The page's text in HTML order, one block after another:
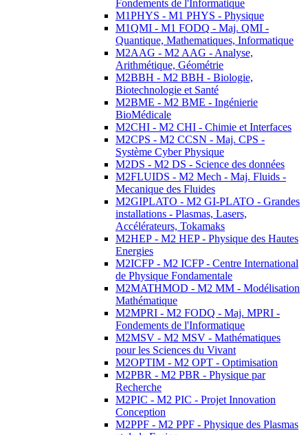
Fondements de l'Informatique
M1PHYS - M1 PHYS - Physique
M1QMI - M1 FODQ - Maj. QMI -
Quantique, Mathematiques, Informatique
M2AAG - M2 AAG - Analyse,
Arithmétique, Géométrie
M2BBH - M2 BBH - Biologie,
Biotechnologie et Santé
M2BME - M2 BME - Ingénierie
BioMédicale
M2CHI - M2 CHI - Chimie et Interfaces
M2CPS - M2 CCSN - Maj. CPS -
Système Cyber Physique
M2DS - M2 DS - Science des données
M2FLUIDS - M2 Mech - Maj. Fluids -
Mecanique des Fluides
M2GIPLATO - M2 GI-PLATO - Grandes
installations - Plasmas, Lasers,
Accélérateurs, Tokamaks
M2HEP - M2 HEP - Physique des Hautes
Energies
M2ICFP - M2 ICFP - Centre International
de Physique Fondamentale
M2MATHMOD - M2 MM - Modélisation
Mathématique
M2MPRI - M2 FODQ - Maj. MPRI -
Fondements de l'Informatique
M2MSV - M2 MSV - Mathématiques
pour les Sciences du Vivant
M2OPTIM - M2 OPT - Optimisation
M2PBR - M2 PBR - Physique par
Recherche
M2PIC - M2 PIC - Projet Innovation
Conception
M2PPF - M2 PPF - Physique des Plasmas